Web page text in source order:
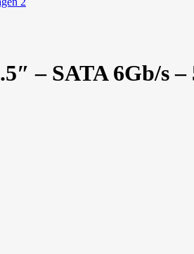
– SATA 6Gb/s